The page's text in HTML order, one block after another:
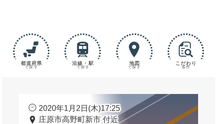
都道府県
で探す
沿線・駅
で探す
地図
で探す
こだわり
条件
2020年1月2日(木)17:25
庄原市高野町新市 付近